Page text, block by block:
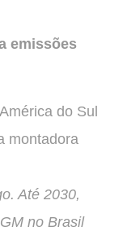
emissões
do Sul
montadora
Até 2030,
no Brasil